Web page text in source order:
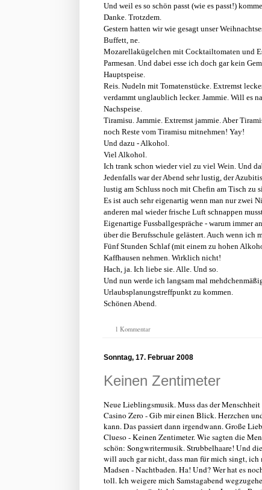
Und weil es so schön passt (wie es passt!)
Danke. Trotzdem.
Gestern hatten wir wie gesagt unser
Buffett, ne.
Mozarellakügelchen mit Cocktailtomaten und
Parmesan. Und dabei esse ich doch gar kein
Hauptspeise.
Reis. Nudeln mit Tomatenstücke. Extremst
verdammt unglaublich lecker. Jammie. Will es
Nachspeise.
Tiramisu. Jammie. Extremst jammie. Aber
noch Reste vom Tiramisu mitnehmen! Yay!
Und dazu - Alkohol.
Viel Alkohol.
Ich trank schon wieder viel zu viel Wein. Und
Jedenfalls war der Abend sehr lustig, der
lustig am Schluss noch mit Chefin am Tisch zu
Es ist auch sehr eigenartig wenn man nur zwei
anderen mal wieder frische Luft schnappen
Eigenartige Fussballgespräche - warum immer
über die Berufsschule gelästert. Auch wenn ich
Fünf Stunden Schlaf (mit einem zu hohen
Kaffhausen nehmen. Wirklich nicht!
Hach, ja. Ich liebe sie. Alle. Und so.
Und nun werde ich langsam mal
Urlaubsplanungstreffpunkt zu kommen.
Schönen Abend.
1 Kommentar
Sonntag, 17. Februar 2008
Keinen Zentimeter
Neue Lieblingsmusik. Muss das der
Casino Zero - Gib mir einen Blick. Herzchen
kann. Das passiert dann irgendwann. Große
Clueso - Keinen Zentimeter. Wie sagten die
schön: Songwritermusik. Strubbelhaare! Und
will auch gar nicht, dass man für mich singt,
Madsen - Nachtbaden. Ha! Und? Wer hat es
toll. Ich weigere mich Samstagabend